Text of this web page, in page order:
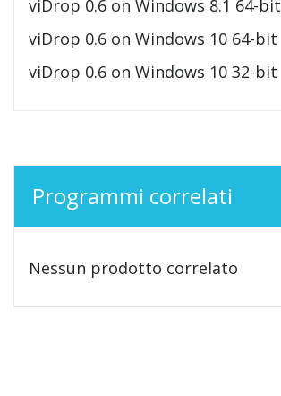
viDrop 0.6 on Windows 8.1 64-bit
viDrop 0.6 on Windows 10 64-bit
viDrop 0.6 on Windows 10 32-bit
Programmi correlati
Nessun prodotto correlato